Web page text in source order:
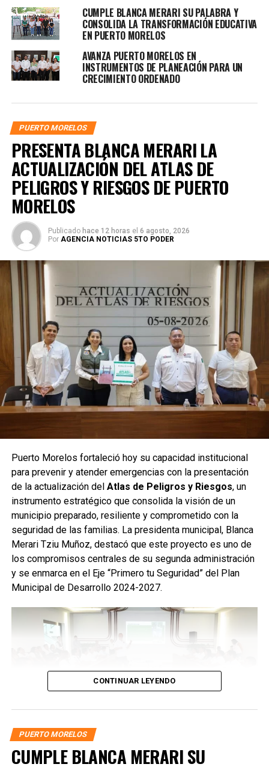
CUMPLE BLANCA MERARI SU PALABRA Y
CONSOLIDA LA TRANSFORMACIÓN EDUCATIVA
EN PUERTO MORELOS
AVANZA PUERTO MORELOS EN
INSTRUMENTOS DE PLANEACIÓN PARA UN
CRECIMIENTO ORDENADO
PUERTO MORELOS
PRESENTA BLANCA MERARI LA
ACTUALIZACIÓN DEL ATLAS DE
PELIGROS Y RIESGOS DE PUERTO
MORELOS
Publicado hace 12 horas el 6 agosto, 2026
Por AGENCIA NOTICIAS 5TO PODER
Puerto Morelos fortaleció hoy su capacidad institucional
para prevenir y atender emergencias con la presentación
de la actualización del Atlas de Peligros y Riesgos, un
instrumento estratégico que consolida la visión de un
municipio preparado, resiliente y comprometido con la
seguridad de las familias. La presidenta municipal, Blanca
Merari Tziu Muñoz, destacó que este proyecto es uno de
los compromisos centrales de su segunda administración
y se enmarca en el Eje “Primero tu Seguridad” del Plan
Municipal de Desarrollo 2024-2027.
La alcaldesa subrayó que gobernar un municipio costero
implica grandes desafíos naturales, por lo que contar con
CONTINUAR LEYENDO
PUERTO MORELOS
CUMPLE BLANCA MERARI SU